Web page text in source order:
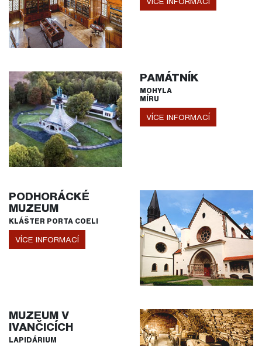
PAMÁTNÍK
MOHYLA
MÍRU
VÍCE INFORMACÍ
PODHORÁCKÉ
MUZEUM
KLÁŠTER PORTA COELI
VÍCE INFORMACÍ
MUZEUM V
IVANČICÍCH
LAPIDÁRIUM